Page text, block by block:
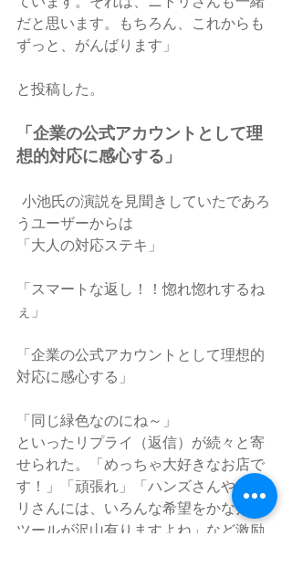
だと思います。もちろん、これからも
ずっと、がんばります」
と投稿した。
「企業の公式アカウントとして理
想的対応に感心する」
うユーザーからは
「大人の対応ステキ」
「スマートな返し！！惚れ惚れするね
ぇ」
「企業の公式アカウントとして理想的
対応に感心する」
「同じ緑色なのにね～」
といったリプライ（返信）が続々と寄
せられた。「めっちゃ大好きなお店で
す！」「頑張れ」「ハンズさんやニト
リさんには、いろんな希望をかなえる
ツールが沢山有りますよね」など激励